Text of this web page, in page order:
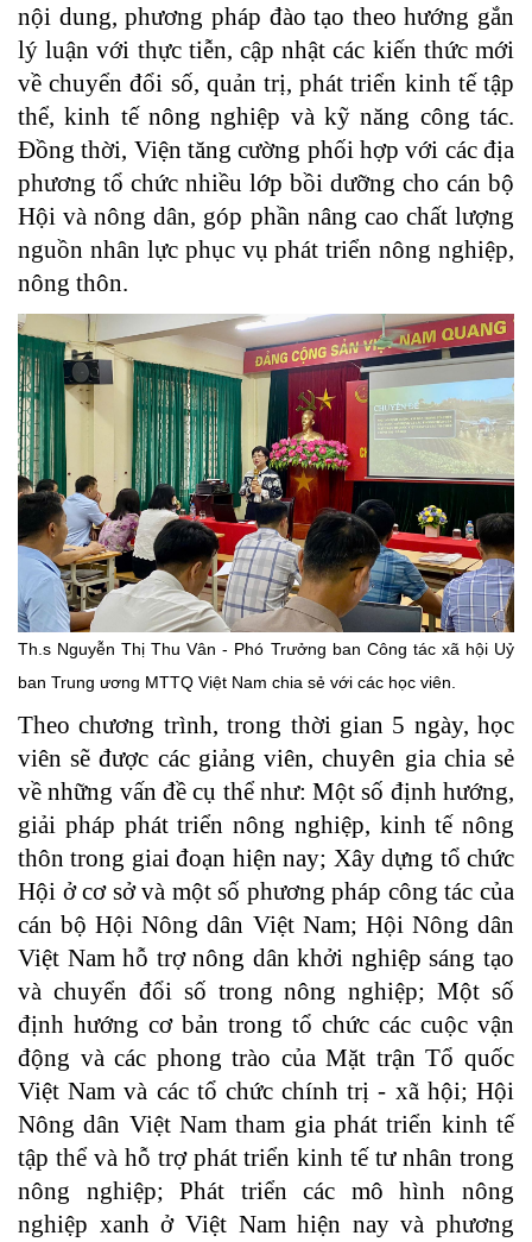
nội dung, phương pháp đào tạo theo hướng gắn
lý luận với thực tiễn, cập nhật các kiến thức mới
về chuyển đổi số, quản trị, phát triển kinh tế tập
thể, kinh tế nông nghiệp và kỹ năng công tác.
Đồng thời, Viện tăng cường phối hợp với các địa
phương tổ chức nhiều lớp bồi dưỡng cho cán bộ
Hội và nông dân, góp phần nâng cao chất lượng
nguồn nhân lực phục vụ phát triển nông nghiệp,
nông thôn.
Th.s Nguyễn Thị Thu Vân - Phó Trưởng ban Công tác xã hội Uỷ
ban Trung ương MTTQ Việt Nam chia sẻ với các học viên.
Theo chương trình, trong thời gian 5 ngày, học
viên sẽ được các giảng viên, chuyên gia chia sẻ
về những vấn đề cụ thể như: Một số định hướng,
giải pháp phát triển nông nghiệp, kinh tế nông
thôn trong giai đoạn hiện nay; Xây dựng tổ chức
Hội ở cơ sở và một số phương pháp công tác của
cán bộ Hội Nông dân Việt Nam; Hội Nông dân
Việt Nam hỗ trợ nông dân khởi nghiệp sáng tạo
và chuyển đổi số trong nông nghiệp; Một số
định hướng cơ bản trong tổ chức các cuộc vận
động và các phong trào của Mặt trận Tổ quốc
Việt Nam và các tổ chức chính trị - xã hội; Hội
Nông dân Việt Nam tham gia phát triển kinh tế
tập thể và hỗ trợ phát triển kinh tế tư nhân trong
nông nghiệp; Phát triển các mô hình nông
nghiệp xanh ở Việt Nam hiện nay và phương